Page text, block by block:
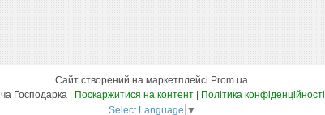
Сайт створений на маркетплейсі Prom.ua
Поскаржитися на контент
Політика конфіденційності
Select Language ▼